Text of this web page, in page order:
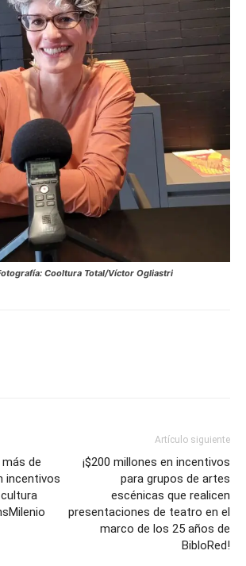
Cooltura Total/Víctor Ogliastri
de
incentivos
Artículo siguiente
¡$200 millones en incentivos
para grupos de artes
escénicas que realicen
presentaciones de teatro en el
marco de los 25 años de
BibloRed!